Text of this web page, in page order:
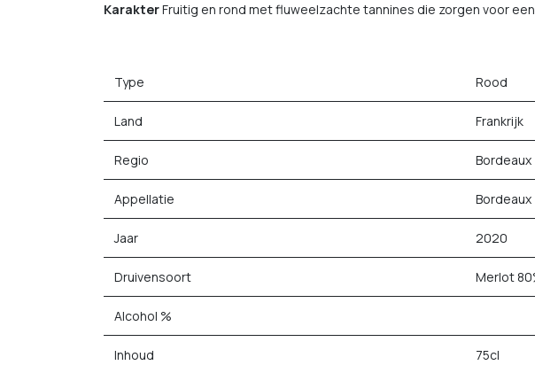
KarakterFruitig en rond met fluweelzachte tannines die zorgen voor
Type Rood
Land Frankrijk
Regio Bordeaux
Appellatie Bordeaux
Jaar 2020
Druivensoort Merlot
Alcohol %
Inhoud 75cl